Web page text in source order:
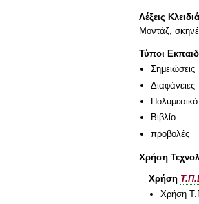
Λέξεις Κλειδιά
Μοντάζ,
Τύποι
Σημειώσεις
Διαφάνειες
Βιβλίο
προβολές
Χρήση
Χρήση
Χρήση